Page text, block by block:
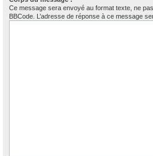
Ce message sera envoyé au format texte, ne
BBCode. L’adresse de réponse à ce message